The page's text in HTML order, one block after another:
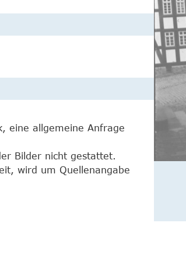
eine allgemeine Anfrage
Bilder nicht gestattet.
wird um Quellenangabe